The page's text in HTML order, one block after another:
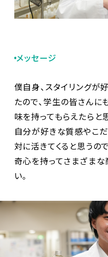
メッセージ
僕自身、スタイリングが
たので、学生の皆さん
味を持ってもらえたらと
自分が好きな質感やこ
対に活きてくると思うの
奇心を持ってさまざま
い。